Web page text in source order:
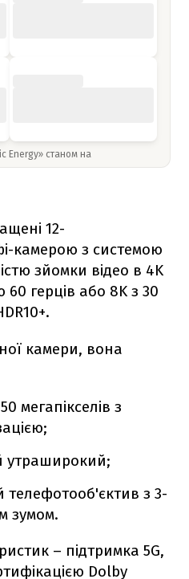
Energy» станом на
12-
камерою з системою
зйомки відео в 4K
герців або 8K з 30
камери, вона
мегапікселів з
утраширокий;
телефотооб'єктив з 3-
зумом.
– підтримка 5G,
Dolby